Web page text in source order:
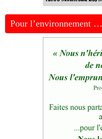
Pour l’environnement …